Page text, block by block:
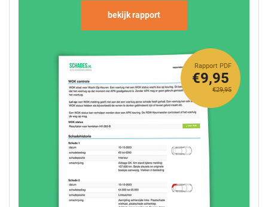
bekijk rapport
Rapport PDF
€29,95
€9,95